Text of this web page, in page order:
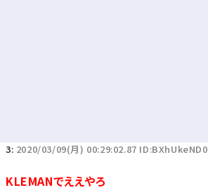
3: 2020/03/09(月) 00:29:02.87 ID:BXhUkeND0
KLEMANでええやろ